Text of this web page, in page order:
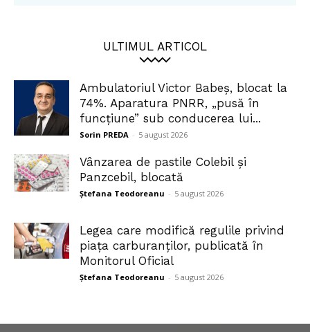
ULTIMUL ARTICOL
Ambulatoriul Victor Babeș, blocat la
74%. Aparatura PNRR, „pusă în
funcțiune” sub conducerea lui...
Sorin PREDA - 5 august 2026
Vânzarea de pastile Colebil și
Panzcebil, blocată
Ștefana Teodoreanu - 5 august 2026
Legea care modifică regulile privind
piața carburanților, publicată în
Monitorul Oficial
Ștefana Teodoreanu - 5 august 2026